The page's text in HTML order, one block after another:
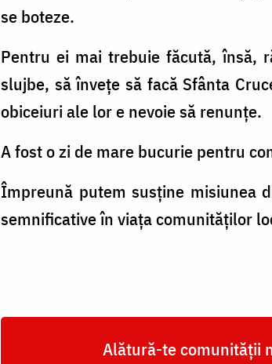
se boteze.
Pentru ei mai trebuie făcută, însă,
slujbe, să învețe să facă Sfânta
obiceiuri ale lor e nevoie să renunțe.
A fost o zi de mare bucurie pentru
Împreună putem susține misiunea
semnificative în viața comunităților
Alătură-te comunității